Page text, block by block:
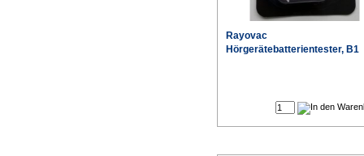
Rayovac
Hörgerätebatterientester, B1